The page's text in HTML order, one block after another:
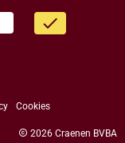
done
Cookies
copyright 2026 Craenen BVBA